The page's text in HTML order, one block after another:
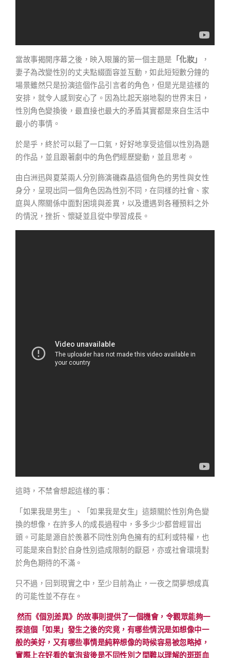
當故事揭開序幕之後，映入眼簾的第一個主題是 「化妝」
，
妻子為改變性別的丈夫點綴面容並互動，如此短短數分鐘的
場景雖然只是扮演這個作品引言者的角色，但是光是這樣的
安排，就令人感到安心了。因為比起天崩地裂的世界末日，
性別角色變換後，最直接也最大的矛盾其實都是來自生活中
最小的事情。
於是乎，終於可以鬆了一口氣，好好地享受這個以性別為題
的作品，並且跟著劇中的角色們經歷變動，並且思考。
由白洲迅與夏菜兩人分別飾演磯森晶這個角色的男性與女性
身分，呈現出同一個角色因為性別不同，在同樣的社會、家
庭與人際關係中面對困境與差異，以及遭遇到各種預料之外
的情況，挫折、懷疑並且從中學習成長。
這時，不禁會想起這樣的事：
「如果我是男生」、「如果我是女生」這類關於性別角色變
換的想像，在許多人的成長過程中，多多少少都曾經冒出
頭。可能是源自於羨慕不同性別角色擁有的紅利或特權，也
可能是來自對於自身性別造成限制的厭惡，亦或社會環境對
於角色期待的不滿。
只不過，回到現實之中，至少目前為止，一夜之間夢想成真
的可能性並不存在。
然而《個別差異》的故事則提供了一個機會，令觀眾能夠一
探這個「如果」發生之後的究竟，有哪些情況是如想像中一
般的美好，又有哪些事情是純粹想像的時候容易被忽略掉，
實際上在好看的氣泡背後是不同性別之間難以理解的斑斑血